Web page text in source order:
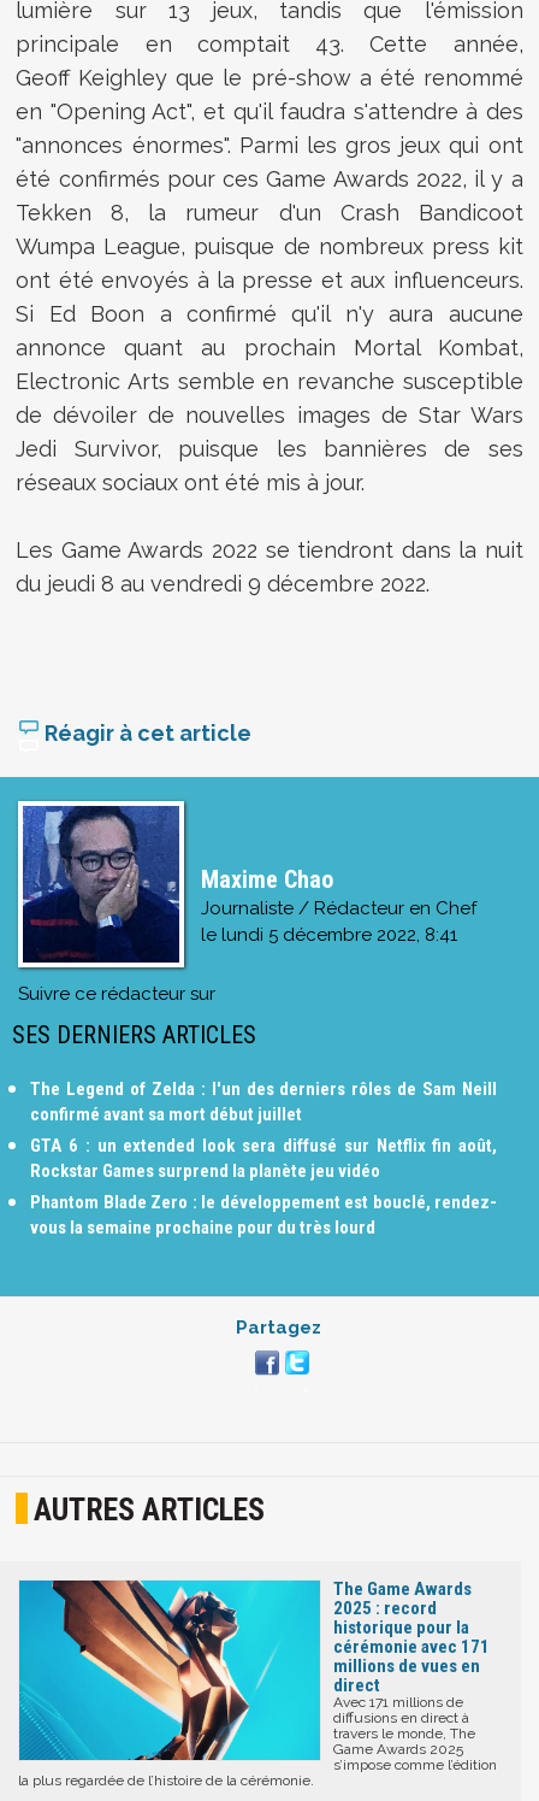
lumière sur 13 jeux, tandis que l'émission
principale en comptait 43. Cette année,
Geoff Keighley que le pré-show a été renommé
en "Opening Act", et qu'il faudra s'attendre à des
"annonces énormes". Parmi les gros jeux qui ont
été confirmés pour ces Game Awards 2022, il y a
Tekken 8, la rumeur d'un Crash Bandicoot
Wumpa League, puisque de nombreux press kit
ont été envoyés à la presse et aux influenceurs.
Si Ed Boon a confirmé qu'il n'y aura aucune
annonce quant au prochain Mortal Kombat,
Electronic Arts semble en revanche susceptible
de dévoiler de nouvelles images de Star Wars
Jedi Survivor, puisque les bannières de ses
réseaux sociaux ont été mis à jour.
Les Game Awards 2022 se tiendront dans la nuit
du jeudi 8 au vendredi 9 décembre 2022.
Réagir à cet article
Maxime Chao
Journaliste / Rédacteur en Chef
le lundi 5 décembre 2022, 8:41
Suivre ce rédacteur sur
SES DERNIERS ARTICLES
The Legend of Zelda : l'un des derniers rôles de Sam Neill
confirmé avant sa mort début juillet
GTA 6 : un extended look sera diffusé sur Netflix fin août,
Rockstar Games surprend la planète jeu vidéo
Phantom Blade Zero : le développement est bouclé, rendez-
vous la semaine prochaine pour du très lourd
Partagez
AUTRES ARTICLES
The Game Awards
2025 : record
historique pour la
cérémonie avec 171
millions de vues en
direct
Avec 171 millions de
diffusions en direct à
travers le monde, The
Game Awards 2025
s’impose comme l’édition
la plus regardée de l’histoire de la cérémonie.